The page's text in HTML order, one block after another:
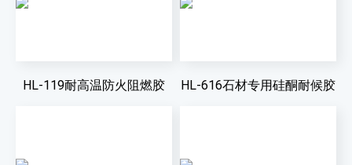
HL-119耐高温防火阻燃胶 HL-616石材专用硅酮耐候胶